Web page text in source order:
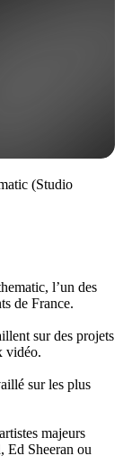
(Studio
l’un des
de France.
sur des projets
vidéo.
sur les plus
majeurs
Ed Sheeran ou